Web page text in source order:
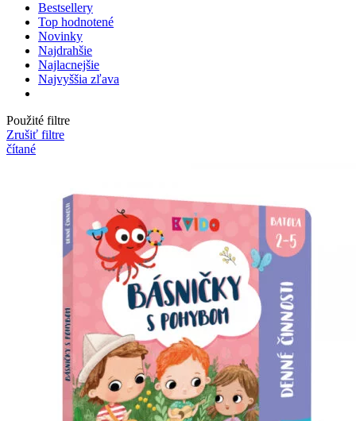
Bestsellery
Top hodnotené
Novinky
Najdrahšie
Najlacnejšie
Najvyššia zľava
Použité filtre
Zrušiť filtre
čítané